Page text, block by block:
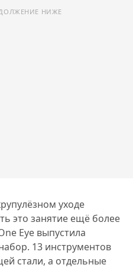
НИЖЕ
уходе
это занятие ещё более
Eye выпустила
13 инструментов
стали, а отдельные